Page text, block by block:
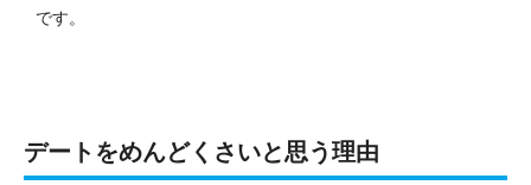
です。
デートをめんどくさいと思う理由